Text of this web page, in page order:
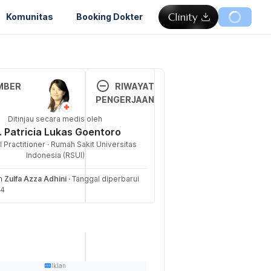
Komunitas Booking Dokter
& Pauta, V. N.
Diagnosis
Laksana
Asam
Cermin Dunia
, 50(8),
RIWAYAT
PENGERJAAN
Terbar
u
05/06/
Ditulis
Ditinjau secara medis oleh
Patricia Lukas Goentoro
Practitioner · Rumah Sakit Universitas
Indonesia (RSUI)
Zulfa Azza Adhini · Tanggal diperbarui
Iklan